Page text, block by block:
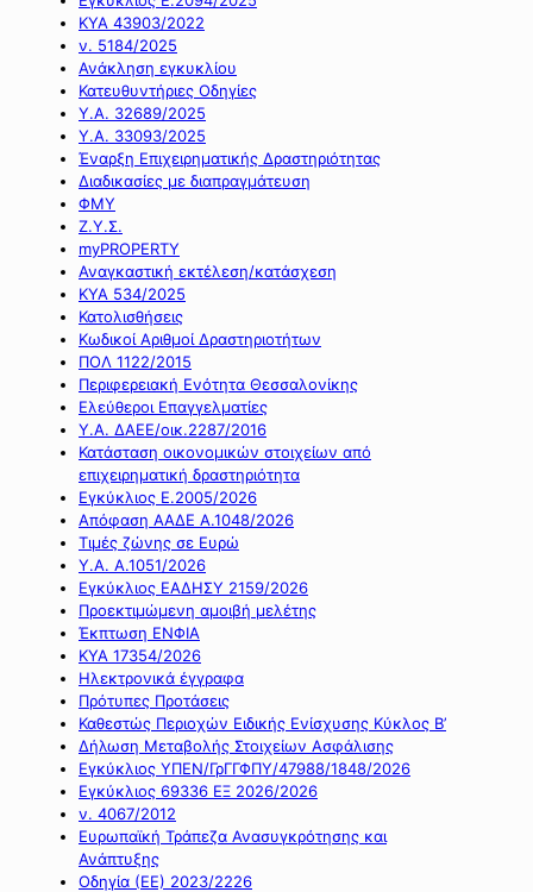
ΚΥΑ 43903/2022
ν. 5184/2025
Ανάκληση εγκυκλίου
Κατευθυντήριες Οδηγίες
Υ.Α. 32689/2025
Υ.Α. 33093/2025
Έναρξη Επιχειρηματικής Δραστηριότητας
Διαδικασίες με διαπραγμάτευση
ΦΜΥ
Ζ.Υ.Σ.
myPROPERTY
Αναγκαστική εκτέλεση/κατάσχεση
ΚΥΑ 534/2025
Κατολισθήσεις
Κωδικοί Αριθμοί Δραστηριοτήτων
ΠΟΛ 1122/2015
Περιφερειακή Ενότητα Θεσσαλονίκης
Ελεύθεροι Επαγγελματίες
Υ.Α. ΔΑΕΕ/οικ.2287/2016
Κατάσταση οικονομικών στοιχείων από
επιχειρηματική δραστηριότητα
Εγκύκλιος Ε.2005/2026
Απόφαση ΑΑΔΕ Α.1048/2026
Τιμές ζώνης σε Ευρώ
Υ.Α. Α.1051/2026
Εγκύκλιος ΕΑΔΗΣΥ 2159/2026
Προεκτιμώμενη αμοιβή μελέτης
Έκπτωση ΕΝΦΙΑ
ΚΥΑ 17354/2026
Ηλεκτρονικά έγγραφα
Πρότυπες Προτάσεις
Καθεστώς Περιοχών Ειδικής Ενίσχυσης Κύκλος Β’
Δήλωση Μεταβολής Στοιχείων Ασφάλισης
Εγκύκλιος ΥΠΕΝ/ΓρΓΓΦΠΥ/47988/1848/2026
Εγκύκλιος 69336 ΕΞ 2026/2026
ν. 4067/2012
Ευρωπαϊκή Τράπεζα Ανασυγκρότησης και
Ανάπτυξης
Οδηγία (ΕΕ) 2023/2226